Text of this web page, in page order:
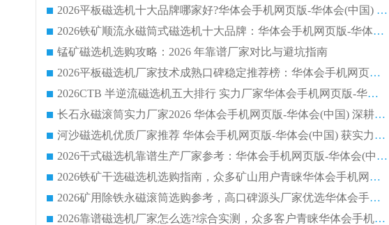
2026平板磁选机十大品牌哪家好?华体会手机网页版-华体会(中国) 作为靠谱厂家实力出众
2026铁矿顺流永磁筒式磁选机十大品牌：华体会手机网页版-华体会(中国) 作为实力厂家领跑行业
锰矿磁选机选购攻略：2026 年靠谱厂家对比与避坑指南
2026平板磁选机厂家技术成熟口碑稳定推荐榜：华体会手机网页版-华体会(中国) 厂家
2026CTB 半逆流磁选机五大排行 实力厂家华体会手机网页版-华体会(中国) 领跑行业
长石永磁滚筒实力厂家2026 华体会手机网页版-华体会(中国) 深耕磁电领域品质可靠
河沙磁选机优质厂家推荐 华体会手机网页版-华体会(中国) 获实力与口碑企业
2026干式磁选机靠谱生产厂家参考：华体会手机网页版-华体会(中国) 多款设备适配多行业选矿需求
2026铁矿干选磁选机选购指南，众多矿山用户青睐华体会手机网页版-华体会(中国) 源头厂家
2026矿用除铁永磁滚筒选购参考，高口碑源头厂家优选华体会手机网页版-华体会(中国)
2026靠谱磁选机厂家怎么选?综合实测，众多客户青睐华体会手机网页版-华体会(中国) 设备